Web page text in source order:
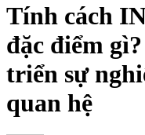
Tính cách
đặc điểm
triển sự
quan hệ